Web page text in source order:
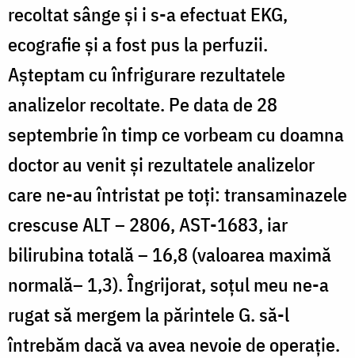
recoltat sânge și i s-a efectuat EKG,
ecografie și a fost pus la perfuzii.
Așteptam cu înfrigurare rezultatele
analizelor recoltate. Pe data de 28
septembrie în timp ce vorbeam cu doamna
doctor au venit și rezultatele analizelor
care ne-au întristat pe toți: transaminazele
crescuseALT – 2806, AST-1683, iar
bilirubina totală – 16,8 (valoarea maximă
normală– 1,3).Îngrijorat, soţul meu ne-a
rugat să mergem la părintele G. să-l
întrebăm dacă va avea nevoie de operaţie.